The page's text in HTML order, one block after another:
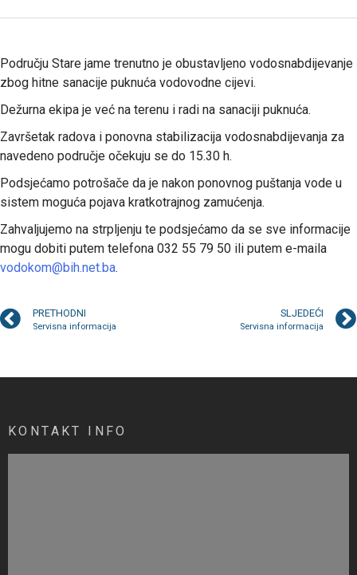
Području Stare jame trenutno je obustavljeno vodosnabdijevanje
zbog hitne sanacije puknuća vodovodne cijevi.
Dežurna ekipa je već na terenu i radi na sanaciji puknuća.
Završetak radova i ponovna stabilizacija vodosnabdijevanja za
navedeno područje očekuju se do 15.30 h.
Podsjećamo potrošače da je nakon ponovnog puštanja vode u
sistem moguća pojava kratkotrajnog zamućenja.
Zahvaljujemo na strpljenju te podsjećamo da se sve informacije
mogu dobiti putem telefona 032 55 79 50 ili putem e-maila
vodokom@bih.net.ba.
PRETHODNI
Servisna informacija
SLJEDEĆI
Servisna informacija
KONTAKT INFO